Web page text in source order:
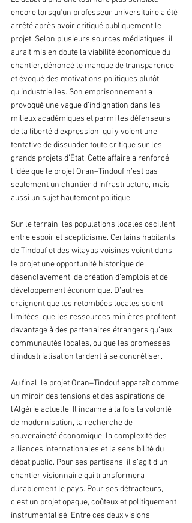
encore lorsqu’un professeur universitaire a été
arrêté après avoir critiqué publiquement le
projet. Selon plusieurs sources médiatiques, il
aurait mis en doute la viabilité économique du
chantier, dénoncé le manque de transparence
et évoqué des motivations politiques plutôt
qu’industrielles. Son emprisonnement a
provoqué une vague d’indignation dans les
milieux académiques et parmi les défenseurs
de la liberté d’expression, qui y voient une
tentative de dissuader toute critique sur les
grands projets d’État. Cette affaire a renforcé
l’idée que le projet Oran–Tindouf n’est pas
seulement un chantier d’infrastructure, mais
aussi un sujet hautement politique.
Sur le terrain, les populations locales oscillent
entre espoir et scepticisme. Certains habitants
de Tindouf et des wilayas voisines voient dans
le projet une opportunité historique de
désenclavement, de création d’emplois et de
développement économique. D’autres
craignent que les retombées locales soient
limitées, que les ressources minières profitent
davantage à des partenaires étrangers qu’aux
communautés locales, ou que les promesses
d’industrialisation tardent à se concrétiser.
Au final, le projet Oran–Tindouf apparaît comme
un miroir des tensions et des aspirations de
l’Algérie actuelle. Il incarne à la fois la volonté
de modernisation, la recherche de
souveraineté économique, la complexité des
alliances internationales et la sensibilité du
débat public. Pour ses partisans, il s’agit d’un
chantier visionnaire qui transformera
durablement le pays. Pour ses détracteurs,
c’est un projet opaque, coûteux et politiquement
instrumentalisé. Entre ces deux visions,